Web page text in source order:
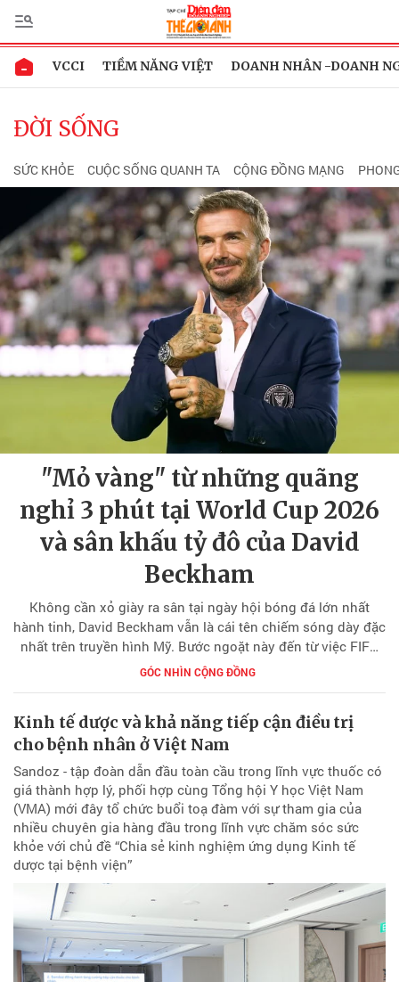
VCCI TIỀM NĂNG VIỆT DOANH NHÂN -DOANH
ĐỜI SỐNG
SỨC KHỎE CUỘC SỐNG QUANH TA CỘNG ĐỒNG MẠNG
"Mỏ vàng" từ những quãng
nghỉ 3 phút tại World Cup 2026
và sân khấu tỷ đô của David
Beckham
Không cần xỏ giày ra sân tại ngày hội bóng đá lớn nhất
hành tinh, David Beckham vẫn là cái tên chiếm sóng dày đặc
nhất trên truyền hình Mỹ. Bước ngoặt này đến từ việc FIFA
áp dụng luật nghỉ uống nước bắt buộc – một thay đổi bị
CĐV la ó nhưng lại mở đường cho nhà đài hốt bạc và biến
GÓC NHÌN CỘNG ĐỒNG
Kinh tế dược và khả năng tiếp cận điều trị
cho bệnh nhân ở Việt Nam
Sandoz - tập đoàn dẫn đầu toàn cầu trong lĩnh vực thuốc có
giá thành hợp lý, phối hợp cùng Tổng hội Y học Việt Nam
(VMA) mới đây tổ chức buổi toạ đàm với sự tham gia của
nhiều chuyên gia hàng đầu trong lĩnh vực chăm sóc sức
khỏe với chủ đề “Chia sẻ kinh nghiệm ứng dụng Kinh tế
dược tại bệnh viện”